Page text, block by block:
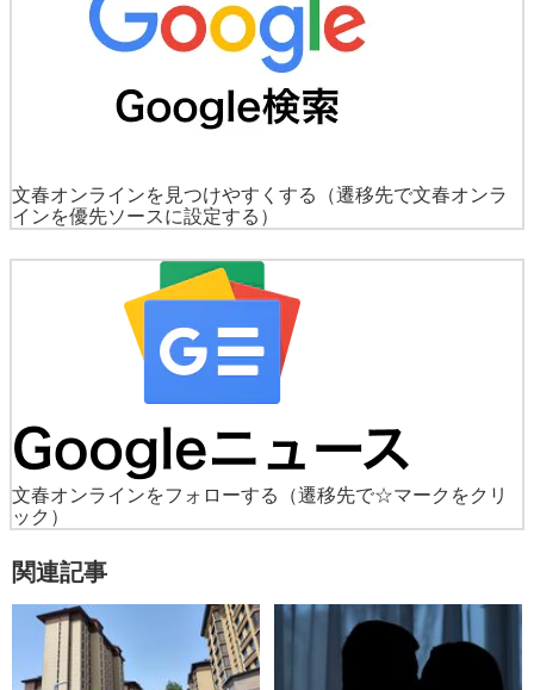
文春オンラインを見つけやすくする
（遷移先で文春オンラ
インを優先ソースに設定する）
文春オンラインをフォローする
（遷移先で☆マークをクリ
ック）
関連記事